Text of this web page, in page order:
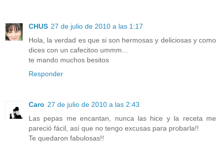
CHUS 27 de julio de 2010 a las 1:17
Hola, la verdad es que si son hermosas y deliciosas y como
dices con un cafecitoo ummm...
te mando muchos besitos
Responder
Caro 27 de julio de 2010 a las 2:43
Las pepas me encantan, nunca las hice y la receta me
pareció fácil, así que no tengo excusas para probarla!!
Te quedaron fabulosas!!